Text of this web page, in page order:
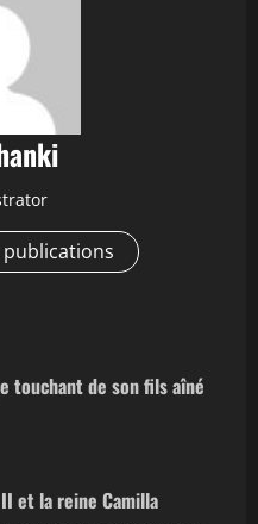
touchant de son fils aîné
et la reine Camilla